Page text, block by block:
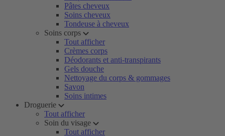
Pâtes cheveux
Soins cheveux
Tondeuse à cheveux
Soins corps
Tout afficher
Crèmes corps
Déodorants et anti-transpirants
Gels douche
Nettoyage du corps & gommages
Savon
Soins intimes
Droguerie
Tout afficher
Soin du visage
Tout afficher